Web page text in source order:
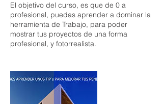
o
El objetivo del curso, es que de 0 a
profesional, puedas aprender a dominar la
herramienta de Trabajo, para poder
mostrar tus proyectos de una forma
profesional, y fotorrealista.